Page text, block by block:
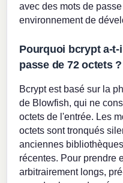
avec des mots de
environnement de
Pourquoi bcrypt a-
passe de 72 octets ?
Bcrypt est basé sur la
de Blowfish, qui ne
octets de l'entrée. Les
octets sont tronqués
anciennes
récentes. Pour prendre
arbitrairement longs,